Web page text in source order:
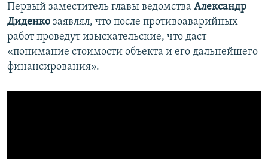
Первый заместитель главы ведомства Александр
Диденко заявлял, что после противоаварийных
работ проведут изыскательские, что даст
«понимание стоимости объекта и его дальнейшего
финансирования».